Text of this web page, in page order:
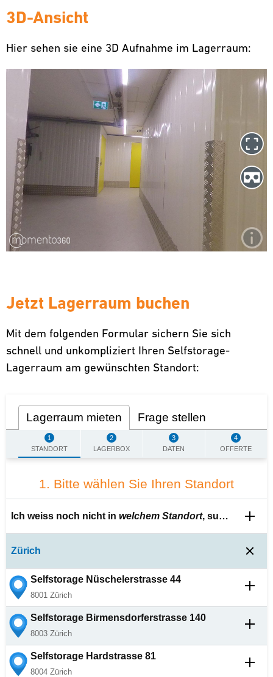
3D-Ansicht
Hier sehen sie eine 3D Aufnahme im Lagerraum:
Jetzt Lagerraum buchen
Mit dem folgenden Formular sichern Sie sich
schnell und unkompliziert Ihren Selfstorage-
Lagerraum am gewünschten Standort:
Lagerraum mieten Frage stellen
1
STANDORT
2
LAGERBOX
3
DATEN
4
OFFERTE
1. Bitte wählen Sie Ihren Standort
Ich weiss noch nicht in welchem Standort, suchen Sie für mich aus.
Zürich
Selfstorage Nüschelerstrasse 44
8001 Zürich
Selfstorage Birmensdorferstrasse 140
8003 Zürich
Selfstorage Hardstrasse 81
8004 Zürich